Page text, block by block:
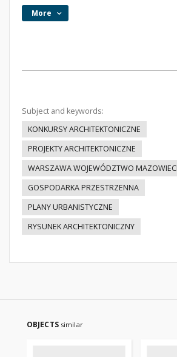
More
Subject and keywords:
KONKURSY ARCHITEKTONICZNE
PROJEKTY ARCHITEKTONICZNE
WARSZAWA WOJEWÓDZTWO
GOSPODARKA PRZESTRZENNA
PLANY URBANISTYCZNE
RYSUNEK ARCHITEKTONICZNY
OBJECTS similar